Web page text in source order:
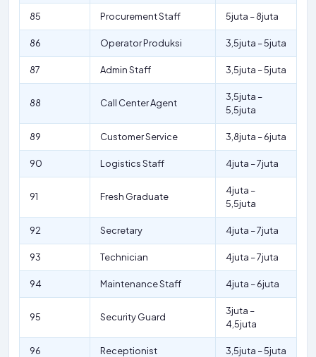
85 Procurement Staff 5juta – 8juta
86 Operator Produksi 3,5juta – 5juta
87 Admin Staff 3,5juta – 5juta
88 Call Center Agent
3,5juta –
5,5juta
89 Customer Service 3,8juta – 6juta
90 Logistics Staff 4juta – 7juta
91 Fresh Graduate
4juta –
5,5juta
92 Secretary 4juta – 7juta
93 Technician 4juta – 7juta
94 Maintenance Staff 4juta – 6juta
95 Security Guard
3juta –
4,5juta
96 Receptionist 3,5juta – 5juta